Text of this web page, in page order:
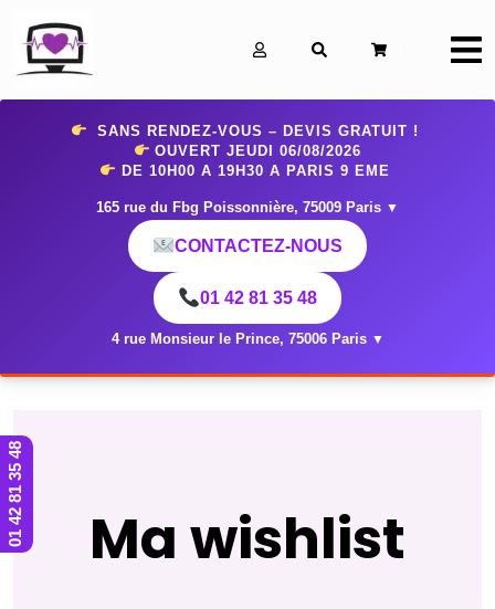
SANS RENDEZ-VOUS – DEVIS GRATUIT !
OUVERT JEUDI 06/08/2026
DE 10H00 A 19H30 A PARIS 9 EME
165 rue du Fbg Poissonnière, 75009 Paris ▼
CONTACTEZ-NOUS
01 42 81 35 48
4 rue Monsieur le Prince, 75006 Paris ▼
Ma wishlist
01 42 81 35 48